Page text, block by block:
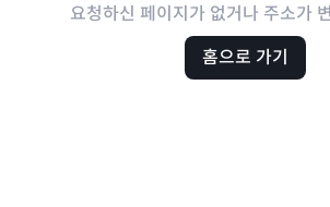
요청하신 페이지가 없거나 주소가
홈으로 가기